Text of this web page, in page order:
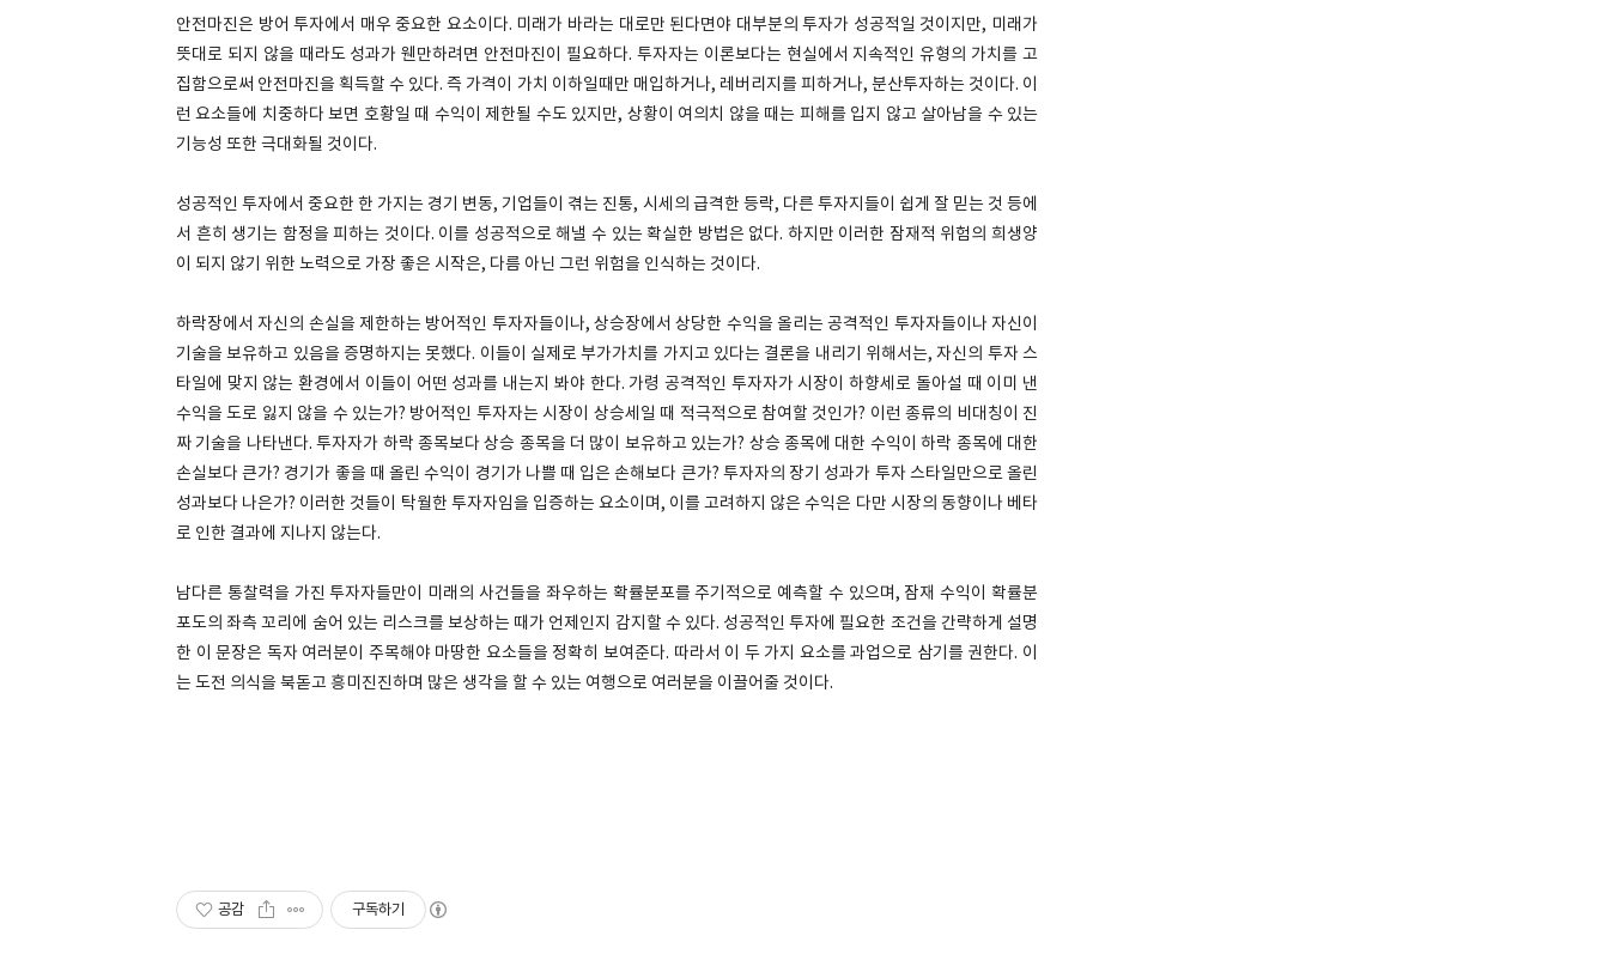
안전마진은 방어 투자에서 매우 중요한 요소이다. 미래가 바라는 대로만 된다면야 대부분의 투자가 성공적일 것이지만, 미래가
뜻대로 되지 않을 때라도 성과가 웬만하려면 안전마진이 필요하다. 투자자는 이론보다는 현실에서 지속적인 유형의 가치를 고
집함으로써 안전마진을 획득할 수 있다. 즉 가격이 가치 이하일때만 매입하거나, 레버리지를 피하거나, 분산투자하는 것이다. 이
런 요소들에 치중하다 보면 호황일 때 수익이 제한될 수도 있지만, 상황이 여의치 않을 때는 피해를 입지 않고 살아남을 수 있는
기능성 또한 극대화될 것이다.
성공적인 투자에서 중요한 한 가지는 경기 변동, 기업들이 겪는 진통, 시세의 급격한 등락, 다른 투자지들이 쉽게 잘 믿는 것 등에
서 흔히 생기는 함정을 피하는 것이다. 이를 성공적으로 해낼 수 있는 확실한 방법은 없다. 하지만 이러한 잠재적 위험의 희생양
이 되지 않기 위한 노력으로 가장 좋은 시작은, 다름 아닌 그런 위험을 인식하는 것이다.
하락장에서 자신의 손실을 제한하는 방어적인 투자자들이나, 상승장에서 상당한 수익을 올리는 공격적인 투자자들이나 자신이
기술을 보유하고 있음을 증명하지는 못했다. 이들이 실제로 부가가치를 가지고 있다는 결론을 내리기 위해서는, 자신의 투자 스
타일에 맞지 않는 환경에서 이들이 어떤 성과를 내는지 봐야 한다. 가령 공격적인 투자자가 시장이 하향세로 돌아설 때 이미 낸
수익을 도로 잃지 않을 수 있는가? 방어적인 투자자는 시장이 상승세일 때 적극적으로 참여할 것인가? 이런 종류의 비대칭이 진
짜 기술을 나타낸다. 투자자가 하락 종목보다 상승 종목을 더 많이 보유하고 있는가? 상승 종목에 대한 수익이 하락 종목에 대한
손실보다 큰가? 경기가 좋을 때 올린 수익이 경기가 나쁠 때 입은 손해보다 큰가? 투자자의 장기 성과가 투자 스타일만으로 올린
성과보다 나은가? 이러한 것들이 탁월한 투자자임을 입증하는 요소이며, 이를 고려하지 않은 수익은 다만 시장의 동향이나 베타
로 인한 결과에 지나지 않는다.
남다른 통찰력을 가진 투자자들만이 미래의 사건들을 좌우하는 확률분포를 주기적으로 예측할 수 있으며, 잠재 수익이 확률분
포도의 좌측 꼬리에 숨어 있는 리스크를 보상하는 때가 언제인지 감지할 수 있다. 성공적인 투자에 필요한 조건을 간략하게 설명
한 이 문장은 독자 여러분이 주목해야 마땅한 요소들을 정확히 보여준다. 따라서 이 두 가지 요소를 과업으로 삼기를 권한다. 이
는 도전 의식을 북돋고 흥미진진하며 많은 생각을 할 수 있는 여행으로 여러분을 이끌어줄 것이다.
공감 구독하기